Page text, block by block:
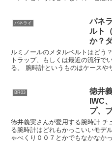
パネライ
パネ
ルト
か？
ルミノールのメタルベルトはどう
トラップ、もしくは最近の流行で
る。 腕時計というものはケースや
BR03
徳井
IWC
プ、
ロレ
ベル
徳井義実さんが愛用する腕時計 チ
る腕時計はどれもかっこいいモデ
ゃべくり００７とかでもなかなか